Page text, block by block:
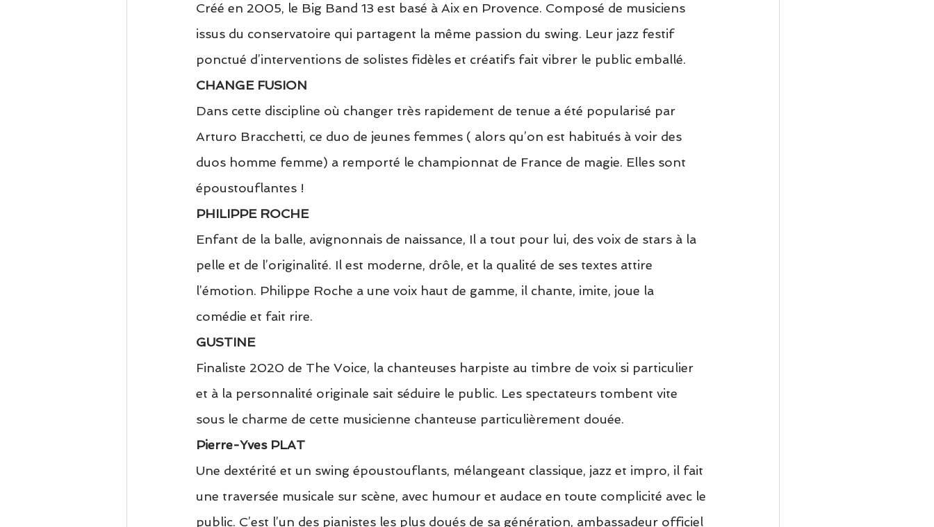
Créé en 2005, le Big Band 13 est basé à Aix en Provence. Composé de musiciens
issus du conservatoire qui partagent la même passion du swing. Leur jazz festif
ponctué d’interventions de solistes fidèles et créatifs fait vibrer le public emballé.
CHANGE FUSION
Dans cette discipline où changer très rapidement de tenue a été popularisé par
Arturo Bracchetti, ce duo de jeunes femmes ( alors qu’on est habitués à voir des
duos homme femme) a remporté le championnat de France de magie. Elles sont
époustouflantes !
PHILIPPE ROCHE
Enfant de la balle, avignonnais de naissance, Il a tout pour lui, des voix de stars à la
pelle et de l’originalité. Il est moderne, drôle, et la qualité de ses textes attire
l’émotion. Philippe Roche a une voix haut de gamme, il chante, imite, joue la
comédie et fait rire.
GUSTINE
Finaliste 2020 de The Voice, la chanteuses harpiste au timbre de voix si particulier
et à la personnalité originale sait séduire le public. Les spectateurs tombent vite
sous le charme de cette musicienne chanteuse particulièrement douée.
Pierre-Yves PLAT
Une dextérité et un swing époustouflants, mélangeant classique, jazz et impro, il fait
une traversée musicale sur scène, avec humour et audace en toute complicité avec le
public. C’est l’un des pianistes les plus doués de sa génération, ambassadeur officiel